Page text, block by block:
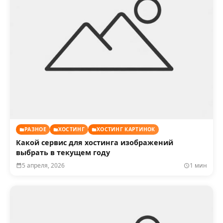
РАЗНОЕ ХОСТИНГ ХОСТИНГ КАРТИНОК
Какой сервис для хостинга изображений
выбрать в текущем году
5 апреля, 2026 1 мин